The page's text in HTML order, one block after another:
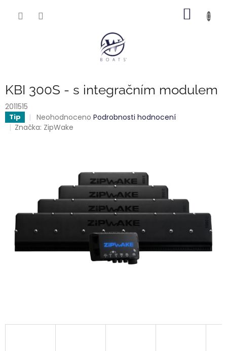
KBI 300S - s integračním modulem
2011515
Tip
Průměrné
hodnocení
hvězdiček.
Neohodnoceno Podrobnosti hodnocení
Značka: ZipWake